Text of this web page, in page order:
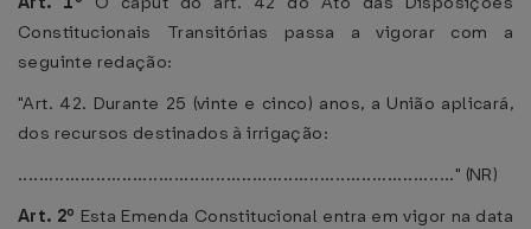
Constitucionais Transitórias passa a vigorar com a
seguinte redação:
"Art. 42. Durante 25 (vinte e cinco) anos, a União aplicará,
dos recursos destinados à irrigação:
...................................................................................." (NR)
Art. 2º Esta Emenda Constitucional entra em vigor na data